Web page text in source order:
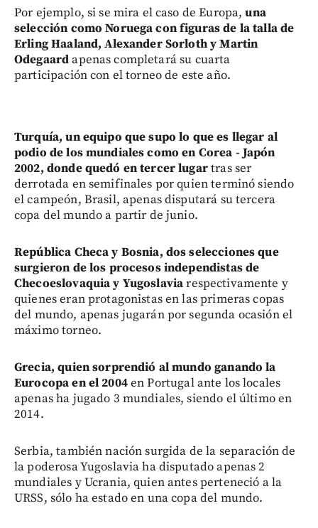
Por ejemplo, si se mira el caso de Europa,una
selección como Noruega con figuras de la talla de
Erling Haaland, Alexander Sorloth y Martin
Odegaardapenas completará su cuarta
participación con el torneo de este año.
Turquía, un equipo que supo lo que es llegar al
podio de los mundiales como en Corea - Japón
2002, donde quedó en tercer lugartras ser
derrotada en semifinales por quien terminó siendo
el campeón, Brasil, apenas disputará su tercera
copa del mundo a partir de junio.
República Checa y Bosnia, dos selecciones que
surgieron de los procesos independistas de
Checoeslovaquia y Yugoslaviarespectivamente y
quienes eran protagonistas en las primeras copas
del mundo, apenas jugarán por segunda ocasión el
máximo torneo.
Grecia, quien sorprendió al mundo ganando la
Eurocopa en el 2004en Portugal ante los locales
apenas ha jugado 3 mundiales, siendo el último en
2014.
Serbia, también nación surgida de la separación de
la poderosa Yugoslavia ha disputado apenas 2
mundiales y Ucrania, quien antes perteneció a la
URSS, sólo ha estado en una copa del mundo.